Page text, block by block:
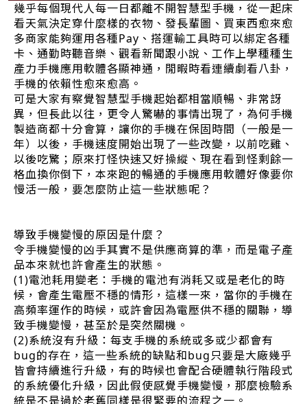
幾乎每個現代人每一日都離不開智慧型手機，從一起床
看天氣決定穿什麼樣的衣物、發長輩圖、買東西愈來愈
多商家能夠運用各種Pay、搭運輸工具時可以綁定各種
卡、通勤時聽音樂、觀看新聞跟小說、工作上學種種生
產力手機應用軟體各顯神通，閒暇時看連續劇看八卦，
手機的依賴性愈來愈高。
可是大家有察覺智慧型手機起始都相當順暢、非常訝
異，但長此以往，更令人驚嚇的事情出現了，為何手機
製造商都十分會算，讓你的手機在保固時間（一般是一
年）以後，手機速度開始出現了一些改變，以前吃雞、
以後吃驚；原來打怪快速又好操縱、現在看到怪剩餘一
格血換你倒下，本來跑的暢通的手機應用軟體好像要你
慢活一般，要怎麼防止這一些狀態呢？
導致手機變慢的原因是什麼？
令手機變慢的凶手其實不是供應商算的準，而是電子產
品本來就也許會產生的狀態。
(1)電池耗用變老：手機的電池有消耗又或是老化的時
候，會產生電壓不穩的情形，這樣一來，當你的手機在
高頻率運作的時候，或許會因為電壓供不穩的關聯，導
致手機變慢，甚至於是突然關機。
(2)系統沒有升級：每支手機的系統或多或少都會有
bug的存在，這一些系統的缺點和bug只要是大廠幾乎
皆會持續進行升級，有的時候也會配合硬體執行階段式
的系統優化升級，因此假使感覺手機變慢，那麼檢驗系
統是不是過於老舊同樣是很緊要的流程之一。